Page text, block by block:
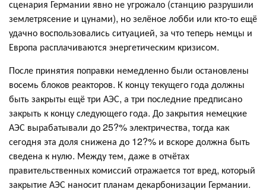
сценария Германии явно не угрожало (станцию разрушили
землетрясение и цунами), но зелёное лобби или кто-то ещё
удачно воспользовались ситуацией, за что теперь немцы и
Европа расплачиваются энергетическим кризисом.
После принятия поправки немедленно были остановлены
восемь блоков реакторов. К концу текущего года должны
быть закрыты ещё три АЭС, а три последние предписано
закрыть к концу следующего года. До закрытия немецкие
АЭС вырабатывали до 25?% электричества, тогда как
сегодня эта доля снижена до 12?% и вскоре должна быть
сведена к нулю. Между тем, даже в отчётах
правительственных комиссий отражается тот вред, который
закрытие АЭС наносит планам декарбонизации Германии.